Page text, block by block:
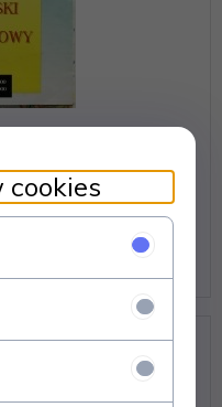
SKALA
w 24h (dni robocze)